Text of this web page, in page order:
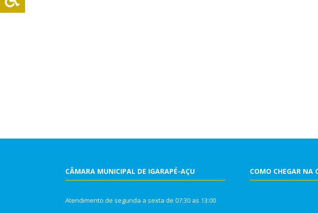
CÂMARA MUNICIPAL DE IGARAPÉ-AÇU
Atendimento de segunda a sexta de 07:30 as 13:00
COMO CHEGAR NA